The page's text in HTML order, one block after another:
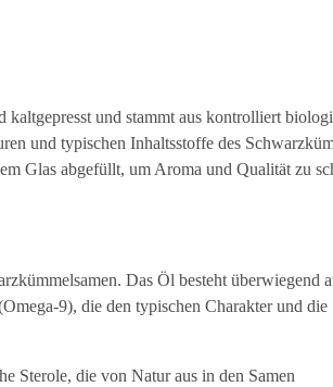
und stammt aus kontrolliert
und typischen Inhaltsstoffe des
Glas abgefüllt, um Aroma und Qualität zu
Das Öl besteht überwiegend
9), die den typischen Charakter und die
Sterole, die von Natur aus in den Samen